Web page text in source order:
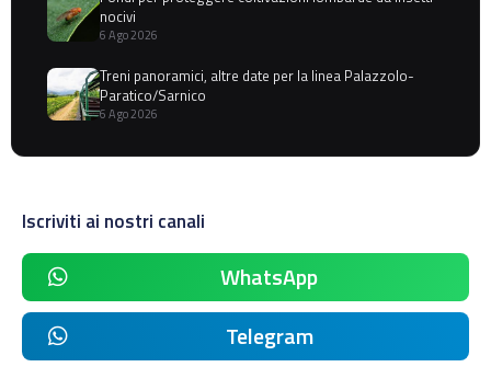
nocivi
6 Ago 2026
Treni panoramici, altre date per la linea Palazzolo-
Paratico/Sarnico
6 Ago 2026
Iscriviti ai nostri canali
WhatsApp
Telegram